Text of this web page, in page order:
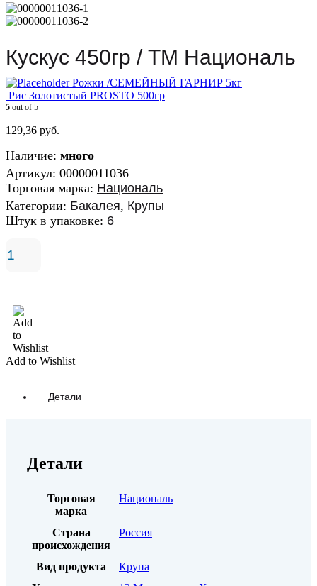
Кускус 450гр / ТМ Националь
Рожки /СЕМЕЙНЫЙ ГАРНИР 5кг
Рис Золотистый PROSTO 500гр
5 out of 5
129,36 руб.
Наличие: много
Артикул: 00000011036
Торговая марка: Националь
Категории: Бакалея, Крупы
Штук в упаковке: 6
Add to Wishlist
Детали
Детали
Торговая
марка
Националь
Страна
происхождения
Россия
Вид продукта
Крупа